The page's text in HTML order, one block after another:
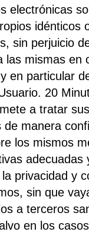
electrónicas
idénticos
sin perjuicio
las mismas en
en particular
20
a tratar
de manera
los mismos
adecuadas
privacidad y
sin que
a terceros
en los